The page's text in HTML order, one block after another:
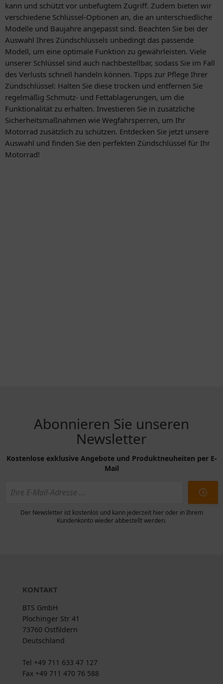
kann und schützt vor unbefugtem Zugriff. Zudem bieten wir
verschiedene Schlüssel-Optionen an, die an unterschiedliche
Modelle und Baujahre angepasst sind. Beachten Sie bei der
Auswahl Ihres Zündschlüssels unbedingt das passende
Modell, um eine optimale Funktion zu gewährleisten. Viele
unserer Schlüssel sind auch nachbestellbar, sodass Sie im Fall
des Verlusts schnell handeln können. Tipps zur Pflege Ihrer
Zündschlüssel: Halten Sie diese trocken und entfernen Sie
regelmäßig Schmutz- und Fettablagerungen, um die
Funktionalität zu erhalten. Investieren Sie in zusätzliche
Sicherheitsmaßnahmen wie Wegfahrsperren, um Ihr
Motorrad zusätzlich zu schützen. Entdecken Sie jetzt unsere
Auswahl und finden Sie den perfekten Zündschlüssel für Ihr
Motorrad!
Abonnieren Sie unseren
Newsletter
Kostenlose exklusive Angebote und Produktneuheiten per E-
Mail
Der Newsletter ist kostenlos und kann jederzeit hier oder in Ihrem
Kundenkonto wieder abbestellt werden.
KONTAKT
BTS GmbH
Plochinger Str 41
73760 Ostfildern
Deutschland
Tel +49 711 633 47 127
Fax +49 711 470 76 588